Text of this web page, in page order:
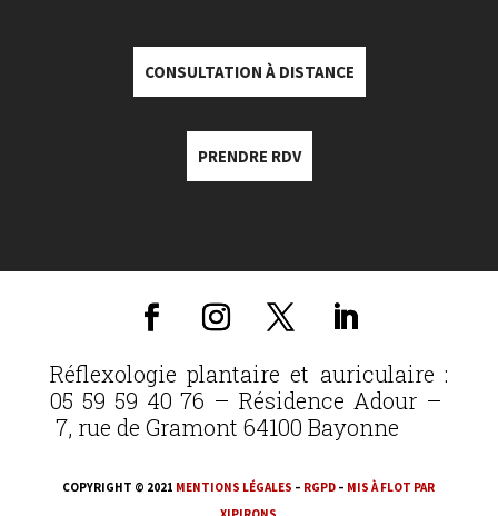
CONSULTATION À DISTANCE
PRENDRE RDV
Réflexologie plantaire et auriculaire :
05 59 59 40 76 – Résidence Adour –
7, rue de Gramont 64100 Bayonne
COPYRIGHT © 2021 MENTIONS LÉGALES – RGPD – MIS À FLOT PAR